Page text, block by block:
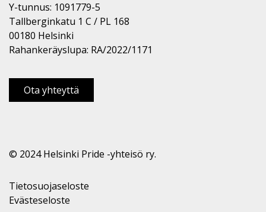
Y-tunnus: 1091779-5
Tallberginkatu 1 C / PL 168
00180 Helsinki
Rahankeräyslupa: RA/2022/1171
Ota yhteyttä
© 2024 Helsinki Pride -yhteisö ry.
Tietosuojaseloste
Evästeseloste